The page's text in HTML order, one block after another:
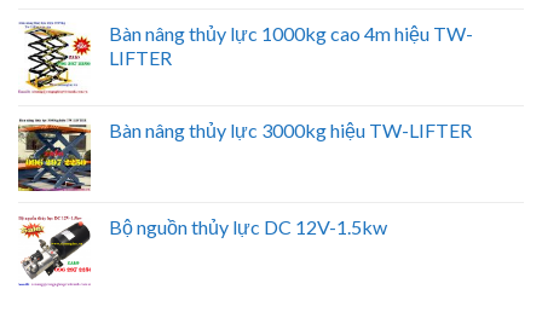
Bàn nâng thủy lực 1000kg cao 4m hiệu TW-
LIFTER
Bàn nâng thủy lực 3000kg hiệu TW-LIFTER
Bộ nguồn thủy lực DC 12V-1.5kw